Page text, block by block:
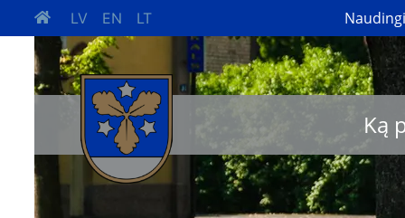
LV EN LT Naudingi
Ką